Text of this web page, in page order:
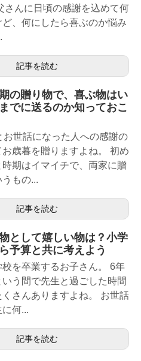
さんに日頃の感謝を込めて何
、何にしたら喜ぶのか悩み
記事を読む
の贈り物で、喜ぶ物はい
でに送るのか知っておこ
お世話になった人への感謝の
歳暮を贈りますよね。 初め
期はイマイチで、両家に贈
もの...
記事を読む
として嬉しい物は？小学
予算と共に考えよう
校を卒業するお子さん。 6年
う間で先生と過ごした時間
さんありますよね。 お世話
何...
記事を読む